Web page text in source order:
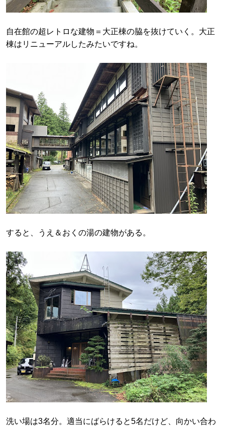
自在館の超レトロな建物＝大正棟の脇を抜けていく。大正
棟はリニューアルしたみたいですね。
すると、うえ＆おくの湯の建物がある。
洗い場は3名分。適当にばらけると5名だけど、向かい合わ